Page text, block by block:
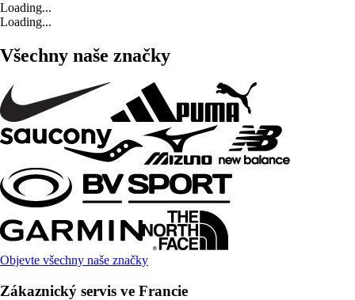
Loading...
Loading...
Všechny naše značky
Objevte všechny naše značky
Zákaznický servis ve Francie